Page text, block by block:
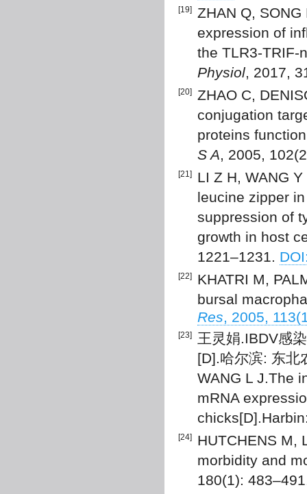
[19]
ZHAN Q,
expression of
the TLR3-TRIF-
Physiol, 2017,
[20]
ZHAO C,
conjugation
proteins
S A, 2005,
[21]
LI Z H, WANG
leucine zipper
suppression of
growth in host
1221–1231.
[22]
KHATRI M,
bursal
Res, 2005,
[23]
王灵娟.IBDV感
[D].哈尔滨: 东北
WANG L J.The
mRNA
[24]
HUTCHENS M,
morbidity and
180(1):